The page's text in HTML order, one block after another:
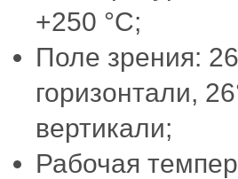
+250 °C;
Поле зрения:
горизонтали,
вертикали;
Рабочая